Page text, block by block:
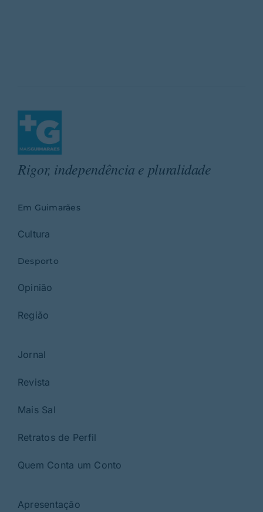
Rigor, independência e pluralidade
Em Guimarães
Cultura
Desporto
Opinião
Região
Jornal
Revista
Mais Sal
Retratos de Perfil
Quem Conta um Conto
Apresentação